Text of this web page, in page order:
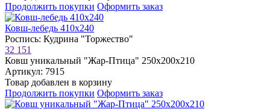
Продолжить покупки Оформить заказ
Ковш-лебедь 410х240
Роспись: Кудрина "Торжество"
32 151
Ковш уникальный "Жар-Птица" 250х200х210
Артикул: 7915
Товар добавлен в корзину
Продолжить покупки Оформить заказ